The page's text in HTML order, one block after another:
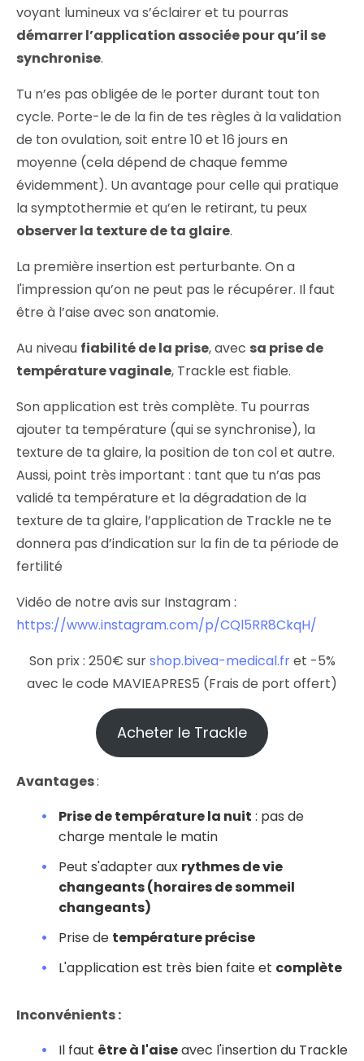
voyant lumineux va s’éclairer et tu pourras
démarrer l’application associée pour qu’il se
synchronise.
Tu n’es pas obligée de le porter durant tout ton
cycle. Porte-le de la fin de tes règles à la validation
de ton ovulation, soit entre 10 et 16 jours en
moyenne (cela dépend de chaque femme
évidemment). Un avantage pour celle qui pratique
la symptothermie et qu’en le retirant, tu peux
observer la texture de ta glaire.
La première insertion est perturbante. On a
l'impression qu’on ne peut pas le récupérer. Il faut
être à l’aise avec son anatomie.
Au niveau fiabilité de la prise, avec sa prise de
température vaginale, Trackle est fiable.
Son application est très complète. Tu pourras
ajouter ta température (qui se synchronise), la
texture de ta glaire, la position de ton col et autre.
Aussi, point très important : tant que tu n’as pas
validé ta température et la dégradation de la
texture de ta glaire, l’application de Trackle ne te
donnera pas d’indication sur la fin de ta période de
fertilité
Vidéo de notre avis sur Instagram :
https://www.instagram.com/p/CQl5RR8CkqH/
Son prix : 250€ surshop.bivea-medical.fret -5%
avec le code MAVIEAPRES5 (Frais de port offert)
Acheter le Trackle
Avantages:
Prise de température la nuit : pas de
charge mentale le matin
Peut s'adapter aux rythmes de vie
changeants (horaires de sommeil
changeants)
Prise de température précise
L'application est très bien faite et complète
Inconvénients :
Il faut être à l'aiseavec l'insertion du Trackle